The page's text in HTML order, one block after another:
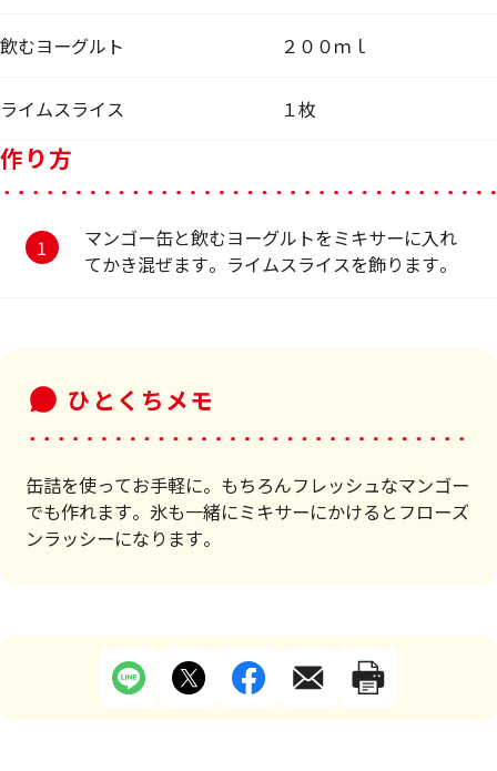
飲むヨーグルト ２００ｍｌ
ライムスライス １枚
作り方
マンゴー缶と飲むヨーグルトをミキサーに入れ
てかき混ぜます。ライムスライスを飾ります。
ひとくちメモ
缶詰を使ってお手軽に。もちろんフレッシュなマンゴー
でも作れます。氷も一緒にミキサーにかけるとフローズ
ンラッシーになります。